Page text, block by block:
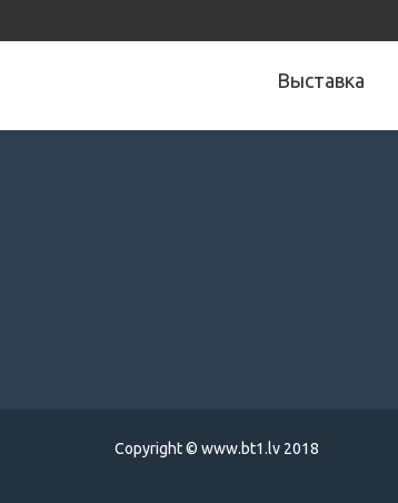
Выставка
Copyright © www.bt1.lv 2018